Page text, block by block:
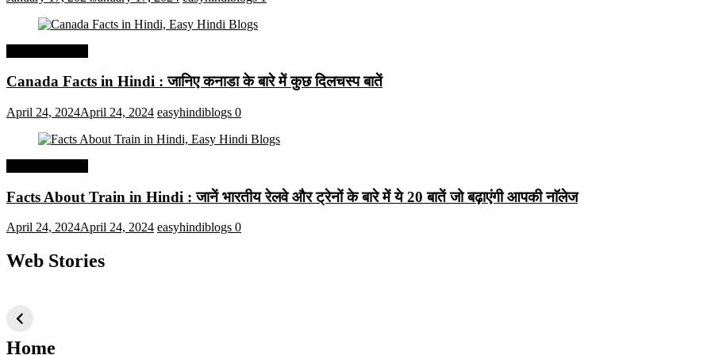
Canada Facts in Hindi : जानिए कनाडा के बारे में कुछ दिलचस्प बातें
April 24, 2024April 24, 2024 easyhindiblogs 0
Facts About Train in Hindi : जानें भारतीय रेलवे और ट्रेनों के बारे में ये 20 बातें जो बढ़ाएंगी आपकी नाॅलेज
April 24, 2024April 24, 2024 easyhindiblogs 0
Web Stories
तकनीक जो आपको
2024 के लिए सीखनी
Home